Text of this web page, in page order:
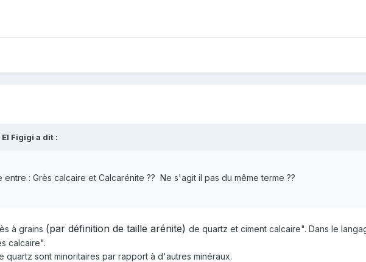
Figigi a dit :
: Grès calcaire et Calcarénite ?? Ne s'agit il pas du même terme ??
à grains (par définition de taille arénite) de quartz et ciment calcaire". Dans le
calcaire".
quartz sont minoritaires par rapport à d'autres minéraux.